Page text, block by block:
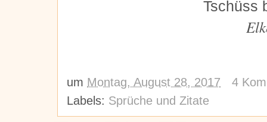
Tschüss
um Montag, August 28, 2017
4
Labels: Sprüche und Zitate